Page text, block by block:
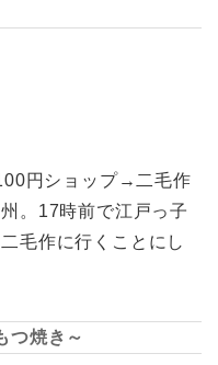
円ショップ→二毛作
17時前で江戸っ子
毛作に行くことにし
焼き～